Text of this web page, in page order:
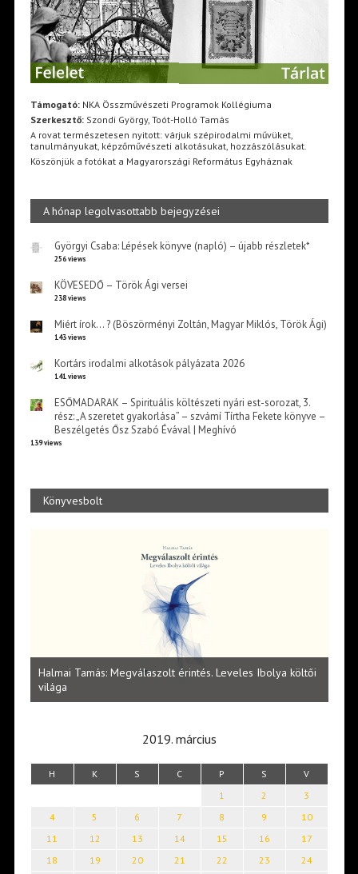
Támogató:NKA Összművészeti Programok Kollégiuma
Szerkesztő:Szondi György, Toót-Holló Tamás
A rovat természetesen nyitott: várjuk szépirodalmi művüket,
tanulmányukat, képzőművészeti alkotásukat, hozzászólásukat.
Köszönjük a fotókat a Magyarországi Református Egyháznak
A hónap legolvasottabb bejegyzései
Györgyi Csaba: Lépések könyve (napló) – újabb részletek*
256 views
KÖVESEDŐ – Török Ági versei
238 views
Miért írok… ? (Böszörményi Zoltán, Magyar Miklós, Török Ági)
143 views
Kortárs irodalmi alkotások pályázata 2026
141 views
ESŐMADARAK – Spirituális költészeti nyári est-sorozat, 3.
rész: „A szeretet gyakorlása” – szvámí Tírtha Fekete könyve –
Beszélgetés Ősz Szabó Évával | Meghívó
139 views
Könyvesbolt
Halmai Tamás: Megválaszolt érintés. Leveles Ibolya költői
világa
2019. március
H K S C P S V
1 2
3
4
5 6 7 8 9
10
11
12 13 14 15 16
17
18
19 20 21 22 23
24